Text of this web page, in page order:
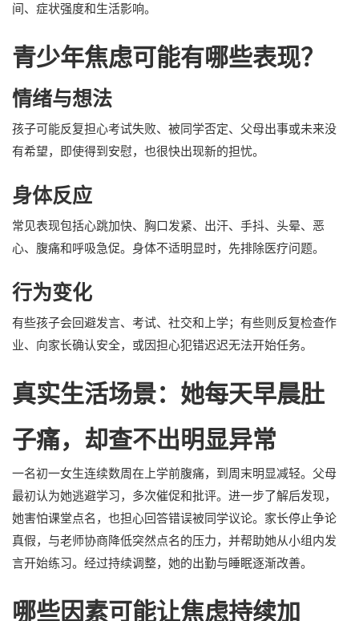
间、症状强度和生活影响。
青少年焦虑可能有哪些表现？
情绪与想法
孩子可能反复担心考试失败、被同学否定、父母出事或未来没
有希望，即使得到安慰，也很快出现新的担忧。
身体反应
常见表现包括心跳加快、胸口发紧、出汗、手抖、头晕、恶
心、腹痛和呼吸急促。身体不适明显时，先排除医疗问题。
行为变化
有些孩子会回避发言、考试、社交和上学；有些则反复检查作
业、向家长确认安全，或因担心犯错迟迟无法开始任务。
真实生活场景：她每天早晨肚
子痛，却查不出明显异常
一名初一女生连续数周在上学前腹痛，到周末明显减轻。父母
最初认为她逃避学习，多次催促和批评。进一步了解后发现，
她害怕课堂点名，也担心回答错误被同学议论。家长停止争论
真假，与老师协商降低突然点名的压力，并帮助她从小组内发
言开始练习。经过持续调整，她的出勤与睡眠逐渐改善。
哪些因素可能让焦虑持续加